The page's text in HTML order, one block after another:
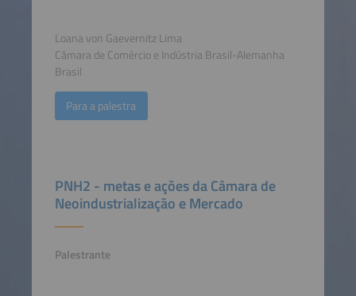
Loana von Gaevernitz Lima
Câmara de Comércio e Indústria Brasil-Alemanha
Brasil
Para a palestra
PNH2 - metas e ações da Câmara de
Neoindustrialização e Mercado
Palestrante